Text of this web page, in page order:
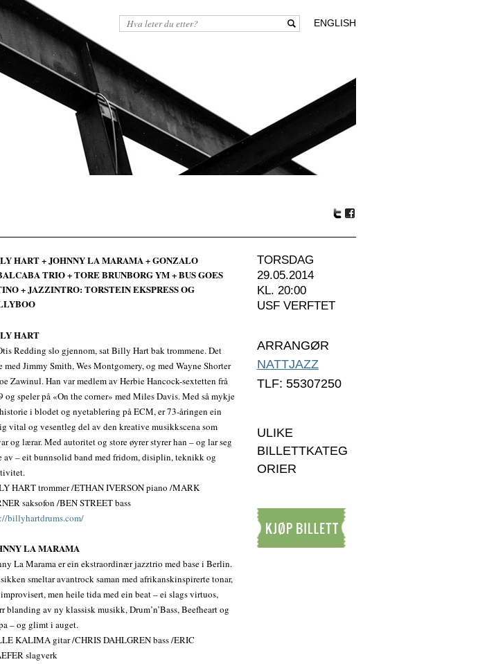
ENGLISH
HART + JOHNNY LA MARAMA + GONZALO
TRIO + TORE BRUNBORG YM + BUS GOES
+ JAZZINTRO: TORSTEIN EKSPRESS OG
HART
Redding slo gjennom, sat Billy Hart bak trommene. Det
med Jimmy Smith, Wes Montgomery, og med Wayne Shorter
Zawinul. Han var medlem av Herbie Hancock-sextetten frå
og speler på «On the corner» med Miles Davis. Med så mykje
i blodet og nyetablering på ECM, er 73-åringen ein
vital og vesentleg del av den kreative musikkscena som
og lærar. Med autoritet og store øyrer styrer han – og lar seg
av – eit bunnsolid band med fridom, disiplin, teknikk og
HART trommer /ETHAN IVERSON piano /MARK
saksofon /BEN STREET bass
billyhartdrums.com/
LA MARAMA
La Marama er ein ekstraordinær jazztrio med base i Berlin.
smeltar avantrock saman med afrikanskinspirerte tonar,
men heile tida med ein beat – ei slags virtuos,
blanding av ny klassisk musikk, Drum’n’Bass, Beefheart og
– og glimt i auget.
KALIMA gitar /CHRIS DAHLGREN bass /ERIC
slagverk
TORSDAG
29.05.2014
KL. 20:00
USF VERFTET
ARRANGØR
NATTJAZZ
TLF: 55307250
ULIKE
BILLETTKATEG
ORIER